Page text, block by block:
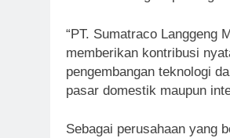
“PT. Sumatraco Langgeng
memberikan kontribusi
pengembangan teknologi
pasar domestik maupun
Sebagai perusahaan yang